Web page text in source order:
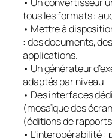
tous les formats :
• Mettre à
: des documents,
applications.
• Un générateur
adaptés par niveau
• Des interfaces
(mosaïque des
(éditions de
• L’interopérabilité